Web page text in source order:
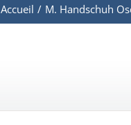
Accueil / M. Handschuh